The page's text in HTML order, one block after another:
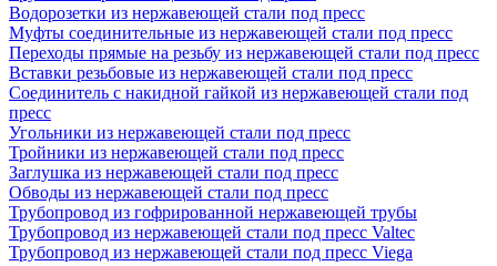
Водорозетки из нержавеющей стали под пресс
Муфты соединительные из нержавеющей стали под пресс
Переходы прямые на резьбу из нержавеющей стали под пресс
Вставки резьбовые из нержавеющей стали под пресс
Соединитель с накидной гайкой из нержавеющей стали под
пресс
Угольники из нержавеющей стали под пресс
Тройники из нержавеющей стали под пресс
Заглушка из нержавеющей стали под пресс
Обводы из нержавеющей стали под пресс
Трубопровод из гофрированной нержавеющей трубы
Трубопровод из нержавеющей стали под пресс Valtec
Трубопровод из нержавеющей стали под пресс Viega